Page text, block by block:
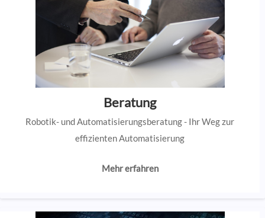
Beratung
Robotik- und Automatisierungsberatung - Ihr Weg zur
effizienten Automatisierung
Mehr erfahren